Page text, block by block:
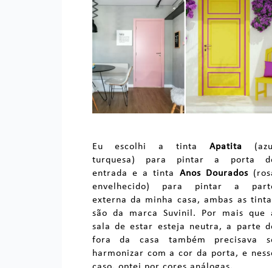
Eu escolhi a tintaApatita
turquesa) para pintar a porta
entrada e a tinta Anos Dourados
envelhecido) para pintar a
externa da minha casa, ambas as
são da marca Suvinil. Por mais que
sala de estar esteja neutra, a parte
fora da casa também precisava
harmonizar com a cor da porta, e